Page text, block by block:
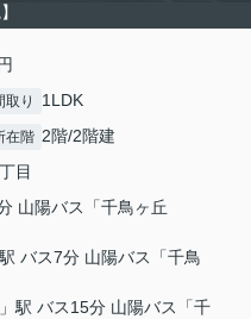
取り 1LDK
在階 2階/2階建
目
山陽バス「千鳥ヶ丘
駅 バス7分 山陽バス「千鳥
」駅 バス15分 山陽バス「千